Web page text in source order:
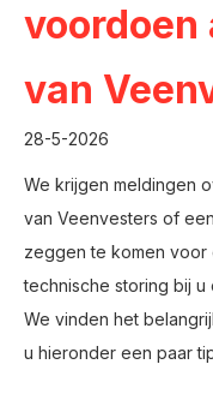
voordoen
van
28-5-2026
We krijgen meldingen
van Veenvesters of
zeggen te komen
technische storing bij
We vinden het
u hieronder een paar